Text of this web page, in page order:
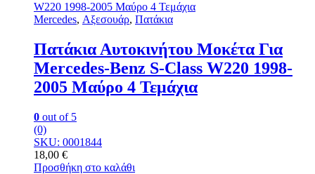
Mercedes, Αξεσουάρ, Πατάκια
Πατάκια Αυτοκινήτου Μοκέτα Για
Mercedes-Benz S-Class W220 1998-
2005 Μαύρο 4 Τεμάχια
0 out of 5
(0)
SKU: 0001844
18,00 €
Προσθήκη στο καλάθι